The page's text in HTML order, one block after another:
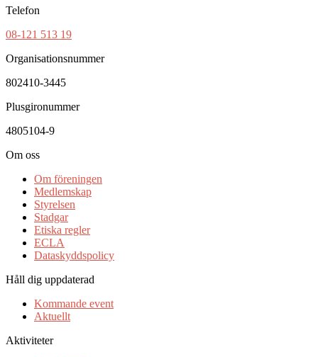
Telefon
08-121 513 19
Organisationsnummer
802410-3445
Plusgironummer
4805104-9
Om oss
Om föreningen
Medlemskap
Styrelsen
Stadgar
Etiska regler
ECLA
Dataskyddspolicy
Håll dig uppdaterad
Kommande event
Aktuellt
Aktiviteter